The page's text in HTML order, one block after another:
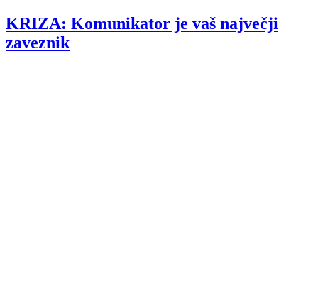
KRIZA: Komunikator je vaš največji
zaveznik